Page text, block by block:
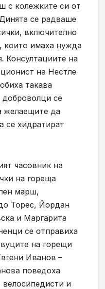
с колежките си от
се радваше
включително
които имаха нужда
Консултациите на
на Нестле
такава
доброволци се
желаещите да
се хидратират
часовник на
на гореща
марш,
Торес, Йордан
и Маргарита
се отправиха
на горещи
Иванов –
поведоха
и